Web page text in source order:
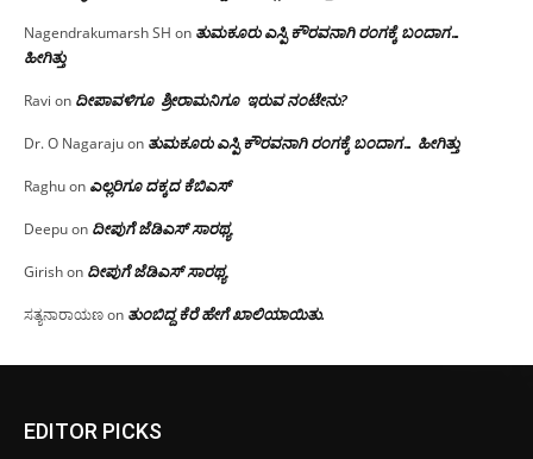
Nagendrakumarsh SH on ತುಮಕೂರು ಎಸ್ಪಿ ಕೌರವನಾಗಿ ರಂಗಕ್ಕೆ ಬಂದಾಗ…
ಹೀಗಿತ್ತು
Ravi on ದೀಪಾವಳಿಗೂ ಶ್ರೀರಾಮನಿಗೂ ಇರುವ ನಂಟೇನು?
Dr. O Nagarajuon ತುಮಕೂರು ಎಸ್ಪಿ ಕೌರವನಾಗಿ ರಂಗಕ್ಕೆ ಬಂದಾಗ… ಹೀಗಿತ್ತು
Raghuon ಎಲ್ಲರಿಗೂ ದಕ್ಕದ ಕೆಬಿಎಸ್
Deepuon ದೀಪುಗೆ ಜೆಡಿಎಸ್ ಸಾರಥ್ಯ
Girishon ದೀಪುಗೆ ಜೆಡಿಎಸ್ ಸಾರಥ್ಯ
ಸತ್ಯನಾರಾಯಣon ತುಂಬಿದ್ದ ಕೆರೆ ಹೇಗೆ ಖಾಲಿಯಾಯಿತು.
EDITOR PICKS